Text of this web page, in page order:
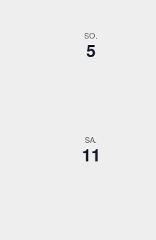
SO.
5
SA.
11